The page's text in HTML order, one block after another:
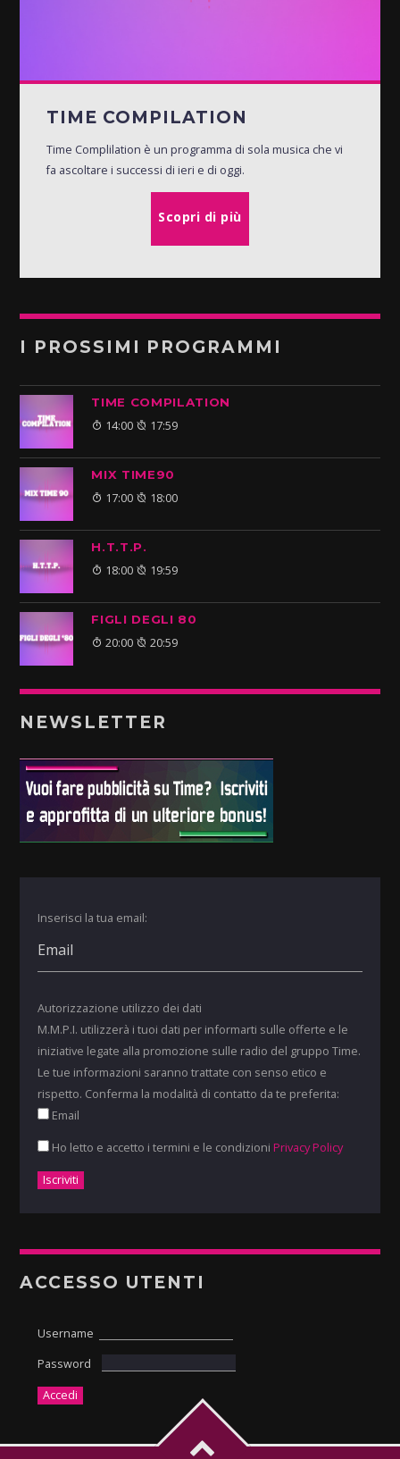
TIME COMPILATION
Time Complilation è un programma di sola musica che vi
fa ascoltare i successi di ieri e di oggi.
Scopri di più
I PROSSIMI PROGRAMMI
TIME COMPILATION
14:00 17:59
MIX TIME90
17:00 18:00
H.T.T.P.
18:00 19:59
FIGLI DEGLI 80
20:00 20:59
NEWSLETTER
Inserisci la tua email:
Autorizzazione utilizzo dei dati
M.M.P.I. utilizzerà i tuoi dati per informarti sulle offerte e le
iniziative legate alla promozione sulle radio del gruppo Time.
Le tue informazioni saranno trattate con senso etico e
rispetto. Conferma la modalità di contatto da te preferita:
Email
Ho letto e accetto i termini e le condizioni Privacy Policy
ACCESSO UTENTI
Username
Password